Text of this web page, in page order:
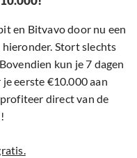
en Bitvavo door nu een
Stort slechts
kun je 7 dagen
eerste €10.000 aan
direct van de